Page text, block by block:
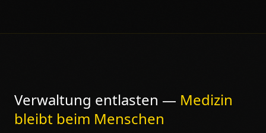
Verwaltung entlasten — Medizin
bleibt beim Menschen